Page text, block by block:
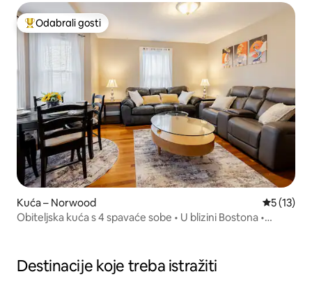
Među najviše rangiranima s oznakom „Odabrali gosti”
Odabrali gosti
Kuća – Norwood Prosječna
5 (13)
Obiteljska kuća s 4 spavaće sobe • U blizini Bostona •
Destinacije koje treba istražiti